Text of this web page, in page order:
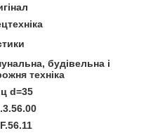
будівельна і
техніка
d=35